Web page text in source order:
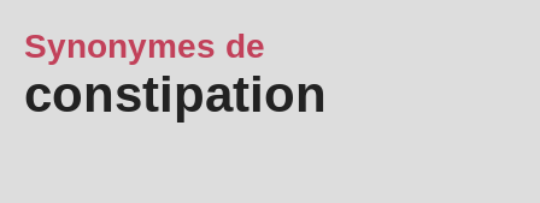
Synonymes de
constipation